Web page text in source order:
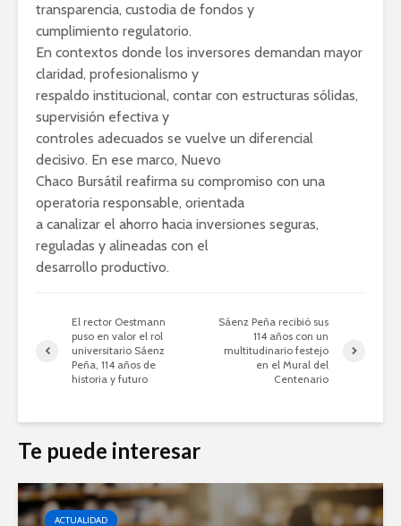
transparencia, custodia de fondos y
cumplimiento regulatorio.
En contextos donde los inversores demandan mayor
claridad, profesionalismo y
respaldo institucional, contar con estructuras sólidas,
supervisión efectiva y
controles adecuados se vuelve un diferencial
decisivo. En ese marco, Nuevo
Chaco Bursátil reafirma su compromiso con una
operatoria responsable, orientada
a canalizar el ahorro hacia inversiones seguras,
reguladas y alineadas con el
desarrollo productivo.
El rector Oestmann
puso en valor el rol
universitario Sáenz
Peña, 114 años de
historia y futuro
Sáenz Peña recibió sus
114 años con un
multitudinario festejo
en el Mural del
Centenario
Te puede interesar
ACTUALIDAD